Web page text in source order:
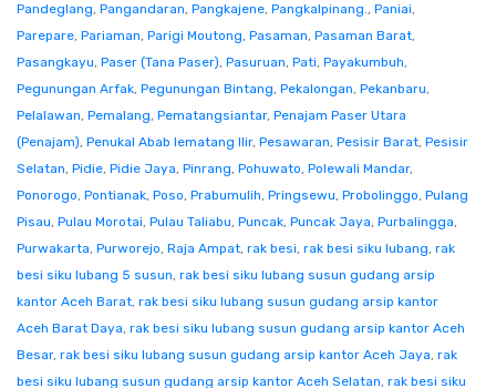
Pandeglang, Pangandaran, Pangkajene, Pangkalpinang., Paniai,
Parepare, Pariaman, Parigi Moutong, Pasaman, Pasaman Barat,
Pasangkayu, Paser (Tana Paser), Pasuruan, Pati, Payakumbuh,
Pegunungan Arfak, Pegunungan Bintang, Pekalongan, Pekanbaru,
Pelalawan, Pemalang, Pematangsiantar, Penajam Paser Utara
(Penajam), Penukal Abab lematang Ilir, Pesawaran, Pesisir Barat, Pesisir
Selatan, Pidie, Pidie Jaya, Pinrang, Pohuwato, Polewali Mandar,
Ponorogo, Pontianak, Poso, Prabumulih, Pringsewu, Probolinggo, Pulang
Pisau, Pulau Morotai, Pulau Taliabu, Puncak, Puncak Jaya, Purbalingga,
Purwakarta, Purworejo, Raja Ampat, rak besi, rak besi siku lubang, rak
besi siku lubang 5 susun, rak besi siku lubang susun gudang arsip
kantor Aceh Barat, rak besi siku lubang susun gudang arsip kantor
Aceh Barat Daya, rak besi siku lubang susun gudang arsip kantor Aceh
Besar, rak besi siku lubang susun gudang arsip kantor Aceh Jaya, rak
besi siku lubang susun gudang arsip kantor Aceh Selatan, rak besi siku